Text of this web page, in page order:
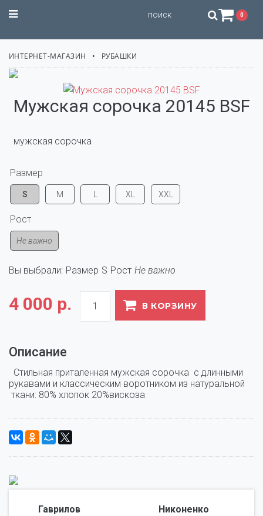
STILISSIMO 0
ИНТЕРНЕТ-МАГАЗИН РУБАШКИ
Мужская сорочка 20145 BSF
мужская сорочка
Размер
S M XL XXL
Рост
Не важно
Вы выбрали: Размер S Рост Не важно
4 000 р. В КОРЗИНУ
Описание
Стильная приталенная мужская сорочка  с длинными
рукавами и классическим воротником из натуральной
ткани: 80% хлопок 20%вискоза
Гаврилов
Никоненко